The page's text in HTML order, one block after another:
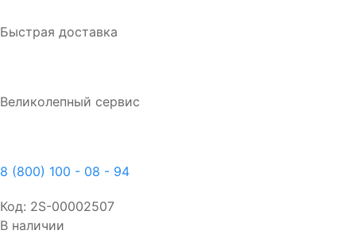
Быстрая доставка
Великолепный сервис
8 (800) 100 - 08 - 94
Код: 2S-00002507
В наличии